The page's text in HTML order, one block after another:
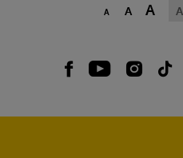
A A A A